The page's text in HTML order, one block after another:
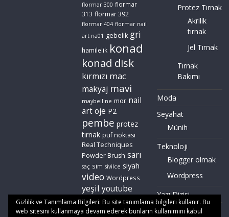
flormar 300 flormar
313 flormar 392
flormar 404 flormar nail
art na01 gebelik gri
hamilelik konad
konad disk
kırmızı mac
makyaj mavi
maybelline mor nail
artoje P2
pembe protez
tırnak püf noktası
Real Techniques
Powder Brush sarı
saç sim sivilce siyah
video Wordpress
yeşil youtube
zoeva
Protez Tırnak
Akrilik
tırnak
Jel Tırnak
Tırnak
Bakımı
Moda
Seyahat
Münih
Teknoloji
Blogger olmak
Wordpress
Yazı Dizisi
Gizlilik ve Tanımlama Bilgileri: Bu site tanımlama bilgileri kullanır. Bu
web sitesini kullanmaya devam ederek bunların kullanımını kabul